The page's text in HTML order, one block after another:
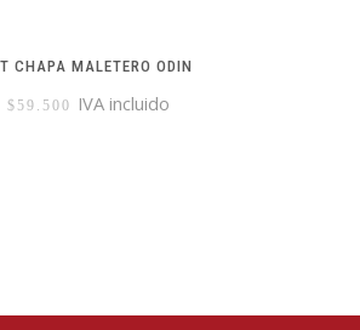
CHAPA MALETERO ODIN
$ 59.500 IVA incluido